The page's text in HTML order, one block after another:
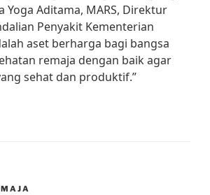
Yoga Aditama, MARS, Direktur
Penyakit Kementerian
aset berharga bagi bangsa
remaja dengan baik agar
sehat dan produktif.”